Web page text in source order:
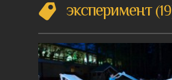
эксперимент 19